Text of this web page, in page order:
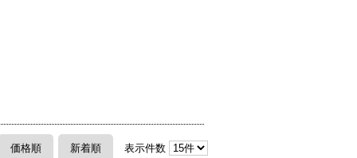
価格順 新着順 表示件数